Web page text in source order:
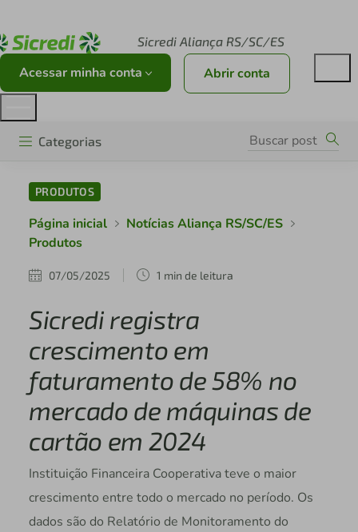
Sicredi Aliança RS/SC/ES
Acessar minha conta Abrir conta
Categorias
PRODUTOS
Página inicial
Notícias Aliança RS/SC/ES
Produtos
07/05/2025 1 min de leitura
Sicredi registra
crescimento em
faturamento de 58% no
mercado de máquinas de
cartão em 2024
Instituição Financeira Cooperativa teve o maior
crescimento entre todo o mercado no período. Os
dados são do Relatório de Monitoramento do